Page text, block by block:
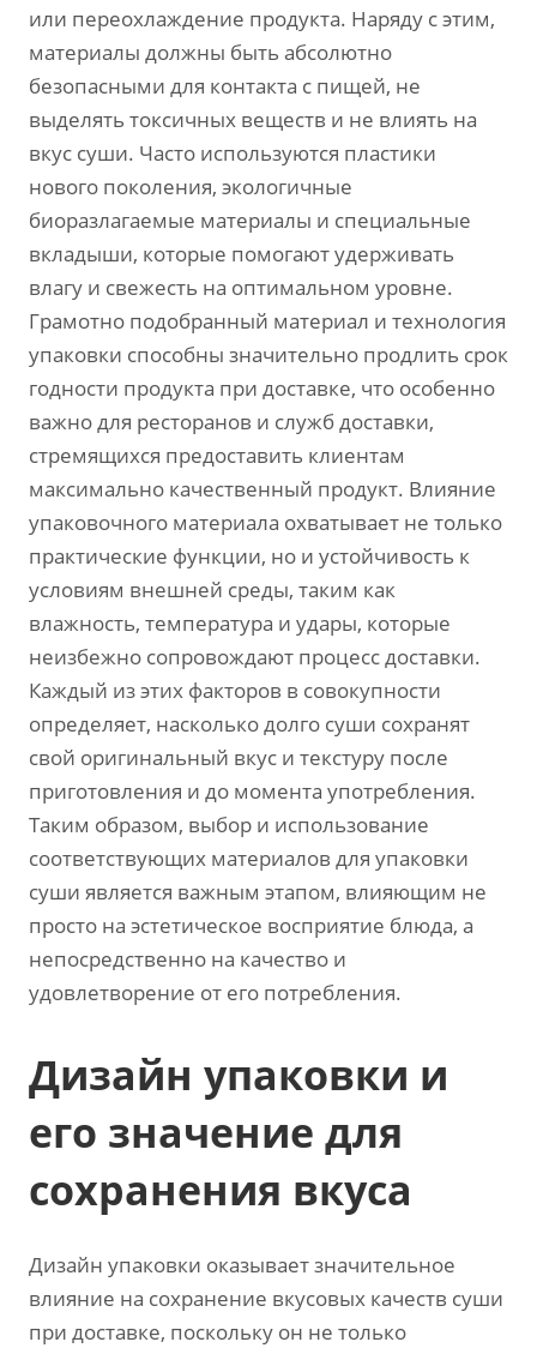
или переохлаждение продукта. Наряду с этим,
материалы должны быть абсолютно
безопасными для контакта с пищей, не
выделять токсичных веществ и не влиять на
вкус суши. Часто используются пластики
нового поколения, экологичные
биоразлагаемые материалы и специальные
вкладыши, которые помогают удерживать
влагу и свежесть на оптимальном уровне.
Грамотно подобранный материал и технология
упаковки способны значительно продлить срок
годности продукта при доставке, что особенно
важно для ресторанов и служб доставки,
стремящихся предоставить клиентам
максимально качественный продукт. Влияние
упаковочного материала охватывает не только
практические функции, но и устойчивость к
условиям внешней среды, таким как
влажность, температура и удары, которые
неизбежно сопровождают процесс доставки.
Каждый из этих факторов в совокупности
определяет, насколько долго суши сохранят
свой оригинальный вкус и текстуру после
приготовления и до момента употребления.
Таким образом, выбор и использование
соответствующих материалов для упаковки
суши является важным этапом, влияющим не
просто на эстетическое восприятие блюда, а
непосредственно на качество и
удовлетворение от его потребления.
Дизайн упаковки и
его значение для
сохранения вкуса
Дизайн упаковки оказывает значительное
влияние на сохранение вкусовых качеств суши
при доставке, поскольку он не только